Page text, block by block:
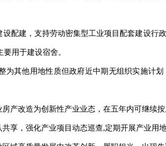
配建，支持劳动密集型工业项目配套建设行
要用于建设宿舍。
其他用地性质但政府近中期无组织实施计
产改造为创新性产业业态，在五年内可继续
享，强化产业项目动态巡查,定期开展产业用